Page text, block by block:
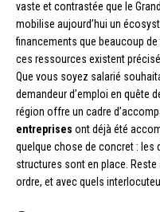
vaste et contrastée que le
mobilise aujourd’hui un
financements que beaucoup
ces ressources existent
Que vous soyez salarié
demandeur d’emploi en quête
région offre un cadre
entreprises ont déjà été
quelque chose de concret :
structures sont en place.
ordre, et avec quels